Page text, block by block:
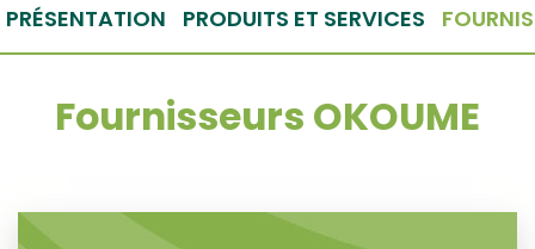
PRÉSENTATION PRODUITS ET SERVICES
Fournisseurs OKOUME